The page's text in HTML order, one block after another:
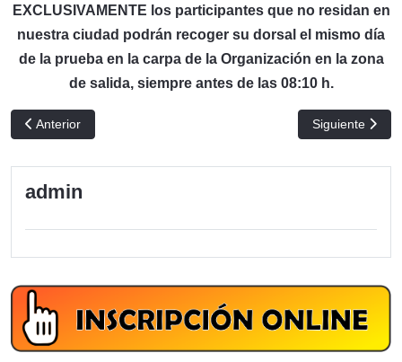
EXCLUSIVAMENTE los participantes que no residan en
nuestra ciudad podrán recoger su dorsal el mismo día
de la prueba en la carpa de la Organización en la zona
de salida, siempre antes de las 08:10 h.
Artículo anterior: Entrega de Trofeos
Anterior Artículo
Siguiente
admin